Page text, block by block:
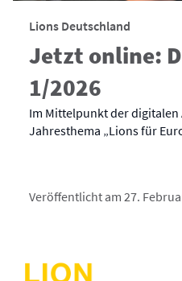
Lions Deutschland
Jetzt online:
1/2026
Im Mittelpunkt der digitalen
Jahresthema „Lions für
Veröffentlicht am 27.